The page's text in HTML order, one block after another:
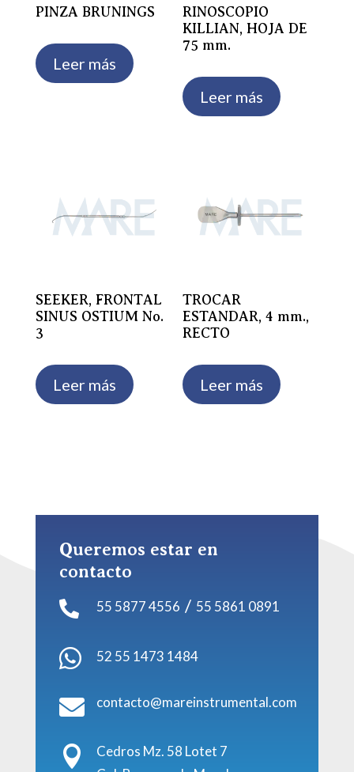
PINZA BRUNINGS
Leer más
RINOSCOPIO
KILLIAN, HOJA DE
75 mm.
Leer más
SEEKER, FRONTAL
SINUS OSTIUM No.
3
Leer más
TROCAR
ESTANDAR, 4 mm.,
RECTO
Leer más
Queremos estar en
contacto

55 5877 4556 / 55 5861 0891
 52 55 1473 1484
 contacto@mareinstrumental.com

Cedros Mz. 58 Lotet 7